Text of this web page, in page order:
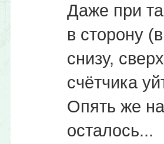
Даже при
в сторону
снизу,
счётчика
Опять же
осталось...